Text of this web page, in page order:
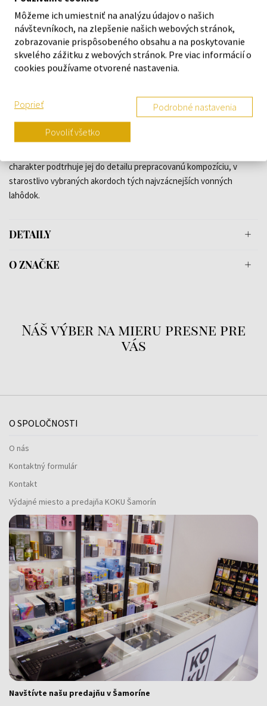
voda
Od 30ml - do 90ml
Skladom
od 46,28 € do55,35 €
Parfum Crystal Noir predstavuje rýdzu magickú vôňu, éterickú i
charakter podtrhuje jej do detailu prepracovanú kompozíciu, v
starostlivo vybraných akordoch tých najvzácnejších vonných
lahôdok.
DETAILY
O ZNAČKE
Náš výber na mieru presne pre
vás
O SPOLOČNOSTI
O nás
Kontaktný formulár
Kontakt
Výdajné miesto a predajňa KOKU Šamorín
Navštívte našu predajňu v Šamoríne
Môžeme ich umiestniť na analýzu údajov o našich
návštevníkoch, na zlepšenie našich webových stránok,
zobrazovanie prispôsobeného obsahu a na poskytovanie
skvelého zážitku z webových stránok. Pre viac informácií o
cookies používame otvorené nastavenia.
Poprieť Podrobné nastavenia
Povoliť všetko